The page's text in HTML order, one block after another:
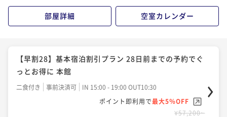
部屋詳細 空室カレンダー
【早割28】基本宿泊割引プラン 28日前までの予約でぐ
っとお得に 本館
二食付き 事前決済可
IN 15:00 - 19:00 OUT10:30
ポイント即利用で最大5％OFF
¥57,200~